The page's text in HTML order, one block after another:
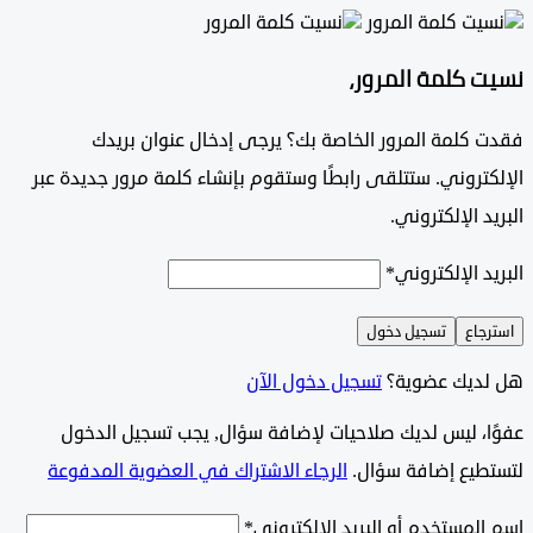
كلمة المرور،
كلمة المرور الخاصة بك؟ يرجى إدخال عنوان بريدك
ستتلقى رابطًا وستقوم بإنشاء كلمة مرور جديدة عبر
الإلكتروني.
الإلكتروني*
تسجيل دخول
عضوية؟تسجيل دخول الآن
ليس لديك صلاحيات لإضافة سؤال, يجب تسجيل الدخول
إضافة سؤال.الرجاء الاشتراك في العضوية المدفوعة